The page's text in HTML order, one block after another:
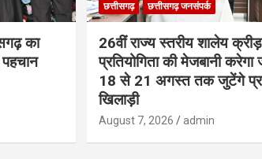
का
छत्तीसगढ़ छत्तीसगढ़ जनसंपर्क
26वीं राज्य स्तरीय शालेय
प्रतियोगिता की मेजबानी करेगा
18 से 21 अगस्त तक जुटेंगे
खिलाड़ी
August 7, 2026 admin